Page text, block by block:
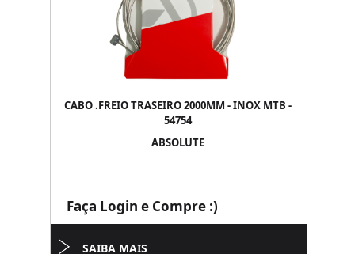
CABO .FREIO TRASEIRO 2000MM - INOX MTB -
54754
ABSOLUTE
Faça Login e Compre :)
SAIBA MAIS